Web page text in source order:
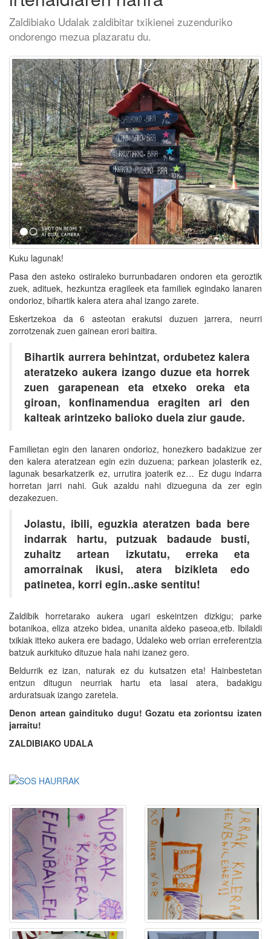
Zaldibiako Udalak zaldibitar txikienei zuzenduriko
ondorengo mezua plazaratu du.
Kuku lagunak!
Pasa den asteko ostiraleko burrunbadaren ondoren eta geroztik
zuek, adituek, hezkuntza eragileek eta familiek egindako lanaren
ondorioz, bihartik kalera atera ahal izango zarete.
Eskertzekoa da 6 asteotan erakutsi duzuen jarrera, neurri
zorrotzenak zuen gainean erori baitira.
Bihartik aurrera behintzat, ordubetez kalera
ateratzeko aukera izango duzue eta horrek
zuen garapenean eta etxeko oreka eta
giroan, konfinamendua eragiten ari den
kalteak arintzeko balioko duela ziur gaude.
Familietan egin den lanaren ondorioz, honezkero badakizue zer
den kalera ateratzean egin ezin duzuena; parkean jolasterik ez,
lagunak besarkatzerik ez, urrutira joaterik ez… Ez dugu indarra
horretan jarri nahi. Guk azaldu nahi dizueguna da zer egin
dezakezuen.
Jolastu, ibili, eguzkia ateratzen bada bere
indarrak hartu, putzuak badaude busti,
zuhaitz artean izkutatu, erreka eta
amorrainak ikusi, atera bizikleta edo
patinetea, korri egin..aske sentitu!
Zaldibik horretarako aukera ugari eskeintzen dizkigu; parke
botanikoa, eliza atzeko bidea, unanita aldeko paseoa,etb. Ibilaldi
txikiak itteko aukera ere badago, Udaleko web orrian erreferentzia
batzuk aurkituko dituzue hala nahi izanez gero.
Beldurrik ez izan, naturak ez du kutsatzen eta! Hainbestetan
entzun ditugun neurriak hartu eta lasai atera, badakigu
arduratsuak izango zaretela.
Denon artean gaindituko dugu! Gozatu eta zoriontsu izaten
jarraitu!
ZALDIBIAKO UDALA